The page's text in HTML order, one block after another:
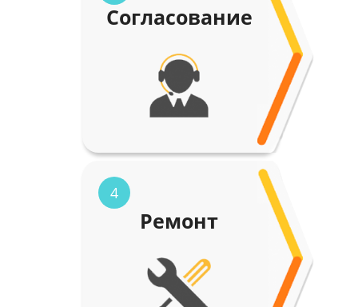
Согласование
4
Ремонт